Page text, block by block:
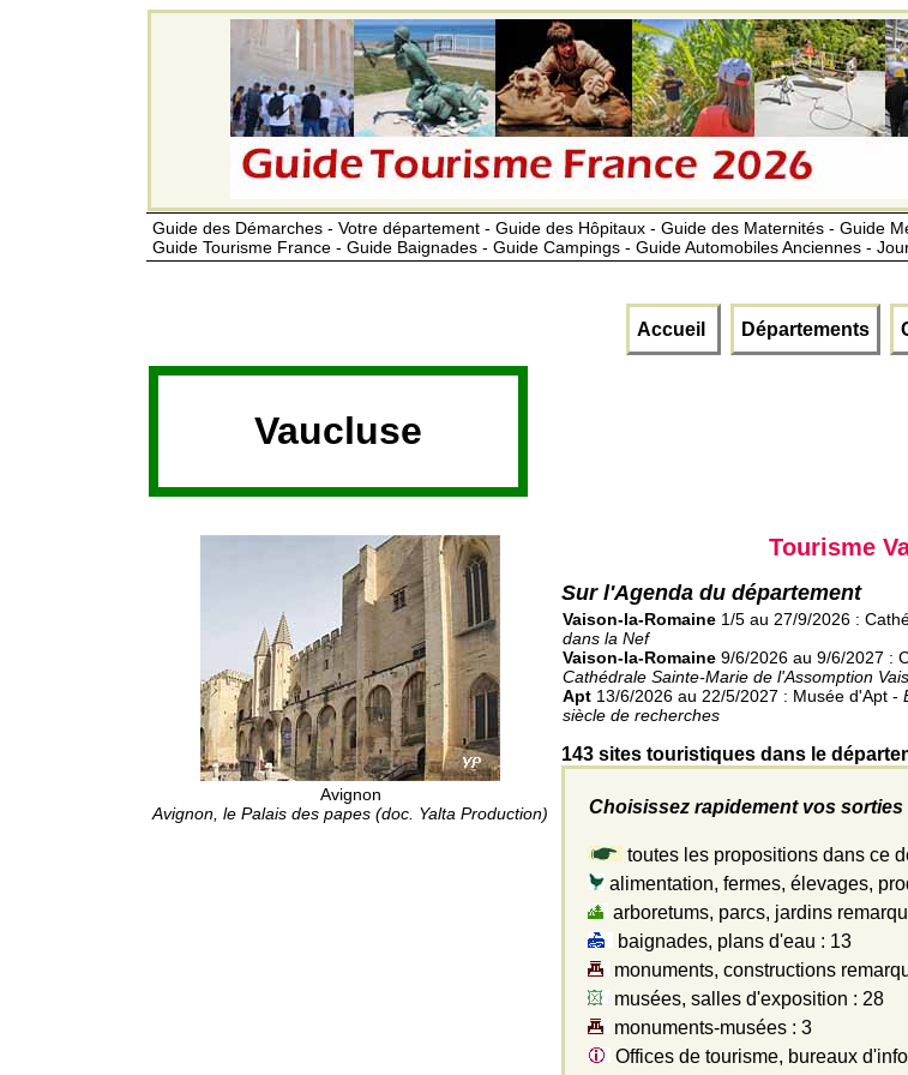
Guide des Démarches - Votre département - Guide des Hôpitaux - Guide des Maternités - Guide
Guide Tourisme France - Guide Baignades - Guide Campings - Guide Automobiles Anciennes -
Accueil Départements
Vaucluse
Avignon
Avignon, le Palais des papes (doc. Yalta Production)
Tourisme
Sur l'Agenda du département
Vaison-la-Romaine 1/5 au 27/9/2026 :
dans la Nef
Vaison-la-Romaine 9/6/2026 au 9/6/2027 :
Cathédrale Sainte-Marie de l'Assomption
Apt 13/6/2026 au 22/5/2027 : Musée d'Apt -
siècle de recherches
143 sites touristiques dans le
Choisissez rapidement vos
toutes les propositions dans ce
alimentation, fermes, élevages,
arboretums, parcs, jardins
baignades, plans d'eau : 13
monuments, constructions
musées, salles d'exposition : 28
monuments-musées : 3
Offices de tourisme, bureaux